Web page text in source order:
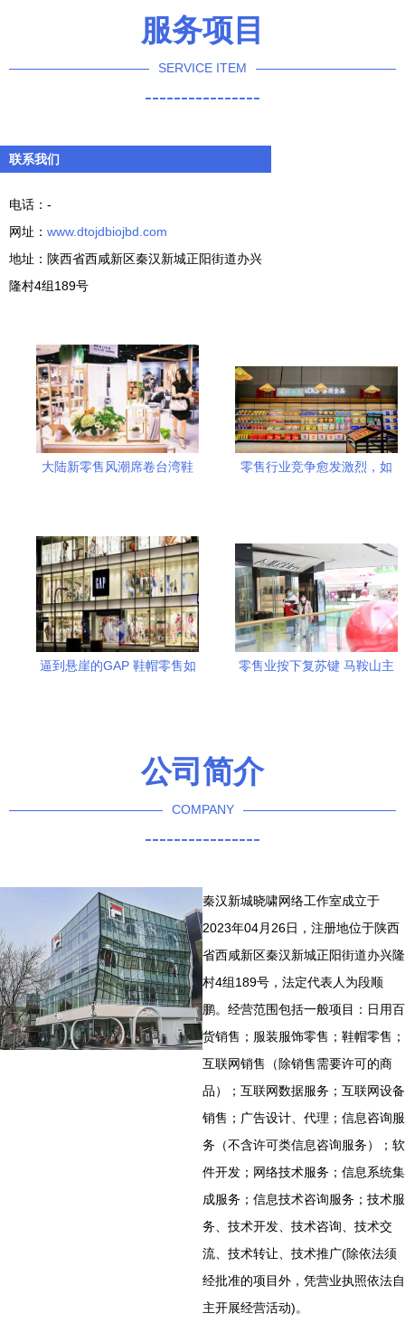
服务项目
SERVICE ITEM
----------------
联系我们
电话：-
网址： www.dtojdbiojbd.com
地址：陕西省西咸新区秦汉新城正阳街道办兴
隆村4组189号
大陆新零售风潮席卷台湾鞋
零售行业竞争愈发激烈，如
逼到悬崖的GAP 鞋帽零售如
零售业按下复苏键 马鞍山主
公司简介
COMPANY
----------------
秦汉新城晓啸网络工作室成立于
2023年04月26日，注册地位于陕西
省西咸新区秦汉新城正阳街道办兴隆
村4组189号，法定代表人为段顺
鹏。经营范围包括一般项目：日用百
货销售；服装服饰零售；鞋帽零售；
互联网销售（除销售需要许可的商
品）；互联网数据服务；互联网设备
销售；广告设计、代理；信息咨询服
务（不含许可类信息咨询服务）；软
件开发；网络技术服务；信息系统集
成服务；信息技术咨询服务；技术服
务、技术开发、技术咨询、技术交
流、技术转让、技术推广(除依法须
经批准的项目外，凭营业执照依法自
主开展经营活动)。